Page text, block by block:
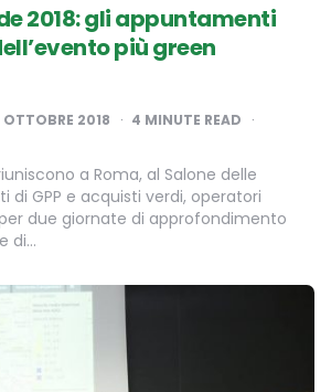
2018: gli appuntamenti
più green
OTTOBRE 2018 4 MINUTE READ
a Roma, al Salone delle
di GPP e acquisti verdi, operatori
due giornate di approfondimento
di…